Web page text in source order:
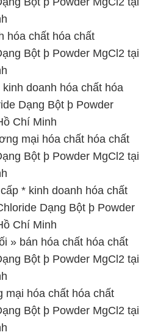
hóa chất hóa chất
Bột þ Powder MgCl2 tại
doanh hóa chất hóa
Dạng Bột þ Powder
Chí Minh
mại hóa chất hóa chất
Bột þ Powder MgCl2 tại
* kinh doanh hóa chất
Dạng Bột þ Powder
Chí Minh
» bán hóa chất hóa chất
Bột þ Powder MgCl2 tại
hóa chất hóa chất
Bột þ Powder MgCl2 tại